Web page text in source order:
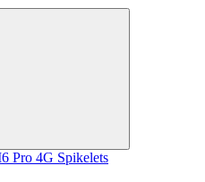
Pro 4G Spikelets